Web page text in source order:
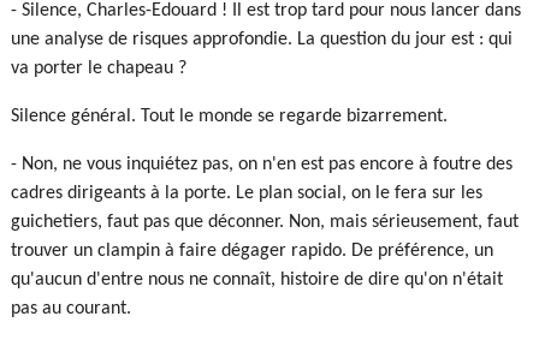
- Silence, Charles-Edouard ! Il est trop tard pour nous lancer dans
une analyse de risques approfondie. La question du jour est : qui
va porter le chapeau ?
Silence général. Tout le monde se regarde bizarrement.
- Non, ne vous inquiétez pas, on n'en est pas encore à foutre des
cadres dirigeants à la porte. Le plan social, on le fera sur les
guichetiers, faut pas que déconner. Non, mais sérieusement, faut
trouver un clampin à faire dégager rapido. De préférence, un
qu'aucun d'entre nous ne connaît, histoire de dire qu'on n'était
pas au courant.